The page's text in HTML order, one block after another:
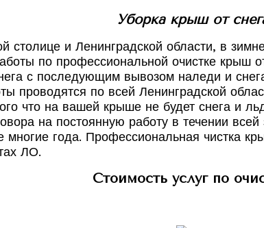
Уборка крыш от
столице и Ленинградской области, в
по профессиональной очистке
с последующим вывозом наледи и
по всей Ленинградской
что на вашей крыше не будет снега и
на постоянную работу в течении
года. Профессиональная чистка
ЛО.
Стоимость услуг по